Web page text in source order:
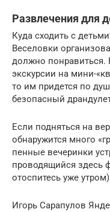
Развлечения для
Куда сходить с
Веселовки
должно понравиться.
экскурсии на мини-
то им придется по
безопасный
Если подняться на
обнаружится много
пенные вечеринки
проводящийся здесь
отоспитесь уже
Игорь Сарапулов